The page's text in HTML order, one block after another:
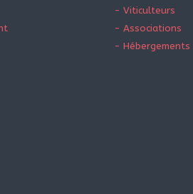
- Viticulteurs
- Associations
-